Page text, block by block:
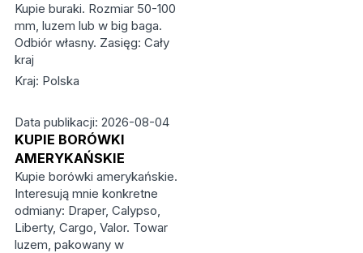
Kupie buraki. Rozmiar 50-100
mm, luzem lub w big baga.
Odbiór własny. Zasięg: Cały
kraj
Kraj: Polska
Data publikacji: 2026-08-04
KUPIE BORÓWKI
AMERYKAŃSKIE
Kupie borówki amerykańskie.
Interesują mnie konkretne
odmiany: Draper, Calypso,
Liberty, Cargo, Valor. Towar
luzem, pakowany w